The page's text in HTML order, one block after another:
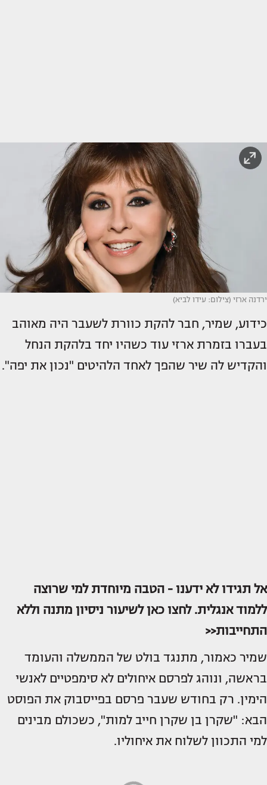
ירדנה ארזי (צילום: עידו לביא)
כידוע, שמיר, חבר להקת כוורת לשעבר היה מאוהב
בעברו בזמרת ארזי עוד כשהיו יחד בלהקת הנחל
והקדיש לה שיר שהפך לאחד הלהיטים "נכון את יפה".
אל תגידו לא ידענו - הטבה מיוחדת למי שרוצה
ללמוד אנגלית. לחצו כאן לשיעור ניסיון מתנה וללא
התחייבות<<
שמיר כאמור, מתנגד בולט של הממשלה והעומד
בראשה, ונוהג לפרסם איחולים לא סימפטיים לאנשי
הימין. רק בחודש שעבר פרסם בפייסבוק את הפוסט
הבא: "שקרן בן שקרן חייב למות", כשכולם מבינים
למי התכוון לשלוח את איחוליו.